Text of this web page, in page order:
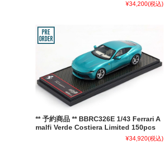
¥34,200(税込)
** 予約商品 ** BBRC326E 1/43 Ferrari A
malfi Verde Costiera Limited 150pcs
¥34,920(税込)